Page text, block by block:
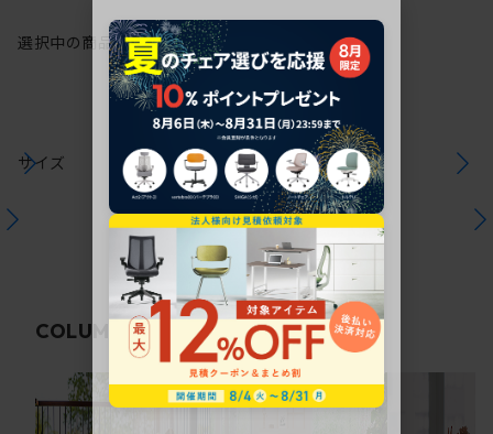
選択中の商品情報保証注意事項
サイズ
COLUMN 関連コラム